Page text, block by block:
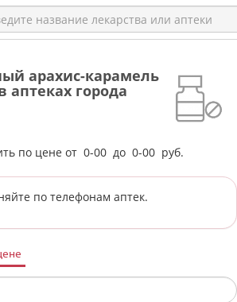
арахис-карамель
аптеках города
по цене от 0-00 до 0-00 руб.
по телефонам аптек.